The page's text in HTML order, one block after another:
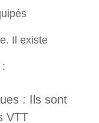
Il existe
: Ils sont
VTT